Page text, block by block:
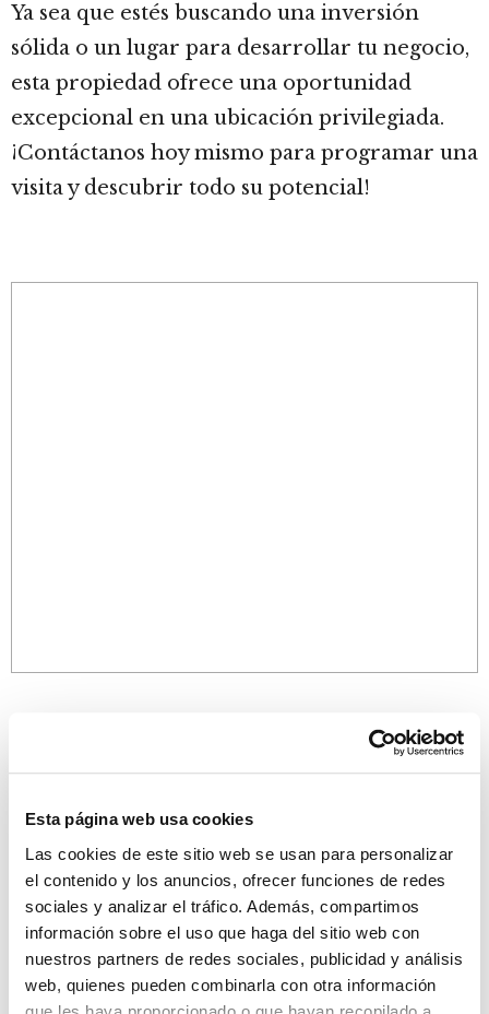
Esta página web usa cookies
Las cookies de este sitio web se usan para personalizar
el contenido y los anuncios, ofrecer funciones de redes
sociales y analizar el tráfico. Además, compartimos
información sobre el uso que haga del sitio web con
nuestros partners de redes sociales, publicidad y análisis
web, quienes pueden combinarla con otra información
Ya sea que estés buscando una inversión
sólida o un lugar para desarrollar tu negocio,
esta propiedad ofrece una oportunidad
excepcional en una ubicación privilegiada.
¡Contáctanos hoy mismo para programar una
visita y descubrir todo su potencial!
¡Descubre más propiedades!